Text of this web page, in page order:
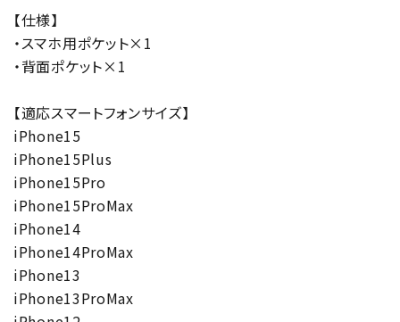
【仕様】
・スマホ用ポケット×1
・背面ポケット×1
【適応スマートフォンサイズ】
iPhone15
iPhone15Plus
iPhone15Pro
iPhone15ProMax
iPhone14
iPhone14ProMax
iPhone13
iPhone13ProMax